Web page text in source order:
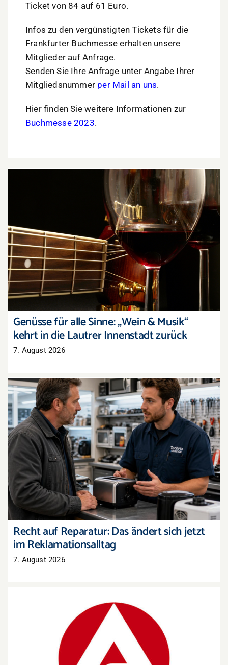
Ticket von 84 auf 61 Euro.
Infos zu den vergünstigten Tickets für die
Frankfurter Buchmesse erhalten unsere
Mitglieder auf Anfrage.
Senden Sie Ihre Anfrage unter Angabe Ihrer
Mitgliedsnummer per Mail an uns.
Hier finden Sie weitere Informationen zur
Buchmesse 2023.
Genüsse für alle Sinne: „Wein & Musik“ kehrt in
die Lautrer Innenstadt zurück
Genüsse für alle Sinne: „Wein & Musik“
kehrt in die Lautrer Innenstadt zurück
7. August 2026
Recht auf Reparatur: Das ändert sich jetzt im
Reklamationsalltag
Recht auf Reparatur: Das ändert sich jetzt
im Reklamationsalltag
7. August 2026